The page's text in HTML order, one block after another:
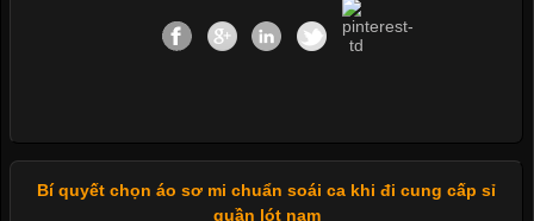
Bí quyết chọn áo sơ mi chuẩn soái ca khi đi cung cấp sỉ
quần lót nam